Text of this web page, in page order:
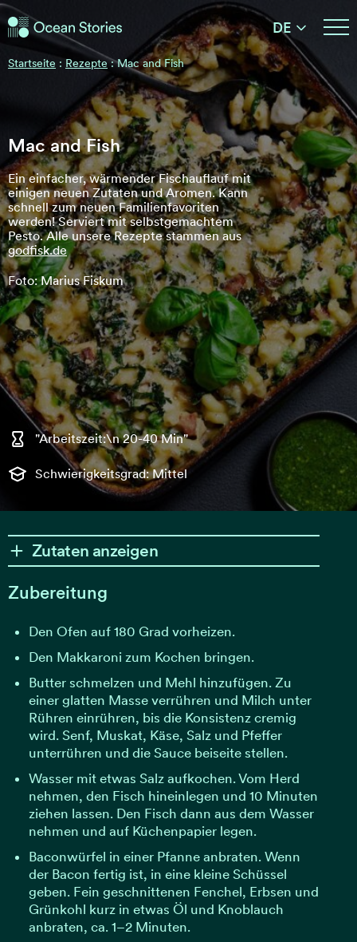
Ocean Stories
Ocean Stories
DE
Startseite : Rezepte:Mac and Fish
Mac and Fish
Ein einfacher, wärmender Fischauflauf mit
einigen neuen Zutaten und Aromen. Kann
schnell zum neuen Familienfavoriten
werden! Serviert mit selbstgemachtem
Pesto. Alle unsere Rezepte stammen aus
godfisk.de
Foto: Marius Fiskum
"Arbeitszeit:\n 20-40 Min"
Schwierigkeitsgrad: Mittel
Zutaten anzeigen
Zubereitung
Den Ofen auf 180 Grad vorheizen.
Den Makkaroni zum Kochen bringen.
Butter schmelzen und Mehl hinzufügen. Zu
einer glatten Masse verrühren und Milch unter
Rühren einrühren, bis die Konsistenz cremig
wird. Senf, Muskat, Käse, Salz und Pfeffer
unterrühren und die Sauce beiseite stellen.
Wasser mit etwas Salz aufkochen. Vom Herd
nehmen, den Fisch hineinlegen und 10 Minuten
ziehen lassen. Den Fisch dann aus dem Wasser
nehmen und auf Küchenpapier legen.
Baconwürfel in einer Pfanne anbraten. Wenn
der Bacon fertig ist, in eine kleine Schüssel
geben. Fein geschnittenen Fenchel, Erbsen und
Grünkohl kurz in etwas Öl und Knoblauch
anbraten, ca. 1–2 Minuten.